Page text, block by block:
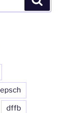
dffb